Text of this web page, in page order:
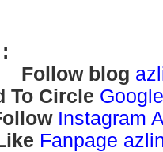
Follow blog
To Circle
Instagram
Fanpage